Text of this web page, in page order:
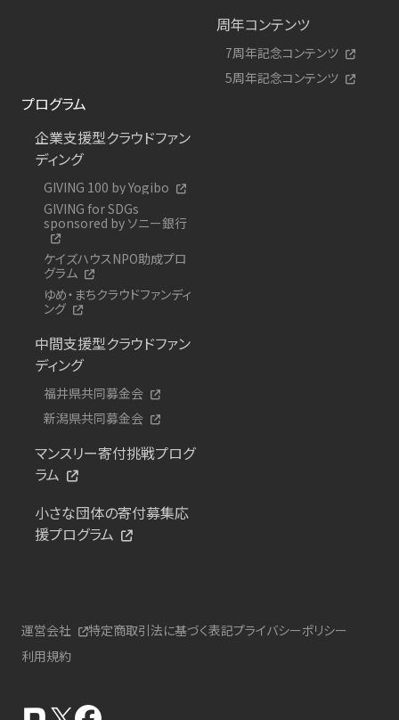
周年コンテンツ
7周年記念コンテンツ
5周年記念コンテンツ
プログラム
企業支援型クラウドファン
ディング
GIVING 100 by Yogibo
GIVING for SDGs
sponsored by ソニー銀行
ケイズハウスNPO助成プロ
グラム
ゆめ・まちクラウドファンディ
ング
中間支援型クラウドファン
ディング
福井県共同募金会
新潟県共同募金会
マンスリー寄付挑戦プログ
ラム
小さな団体の寄付募集応
援プログラム
運営会社 特定商取引法に基づく表記プライバシーポリシー
利用規約